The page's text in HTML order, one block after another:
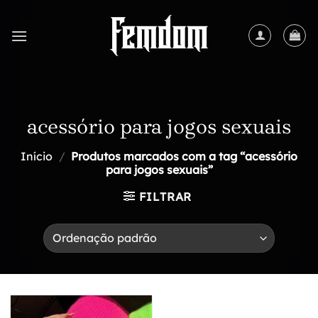
content
acessório para jogos sexuais
Início / Produtos marcados com a tag “acessório
para jogos sexuais”
FILTRAR